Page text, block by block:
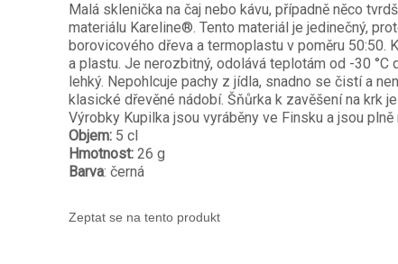
Malá sklenička na čaj nebo kávu, případně něco
materiálu Kareline®. Tento materiál je jedinečný,
borovicového dřeva a termoplastu v poměru 50:50.
a plastu. Je nerozbitný, odolává teplotám od -30 °C
lehký. Nepohlcuje pachy z jídla, snadno se čistí a
klasické dřevěné nádobí. Šňůrka k zavěšení na krk
Výrobky Kupilka jsou vyráběny ve Finsku a jsou
Objem: 5 cl
Hmotnost: 26 g
Barva: černá
Zeptat se na tento produkt